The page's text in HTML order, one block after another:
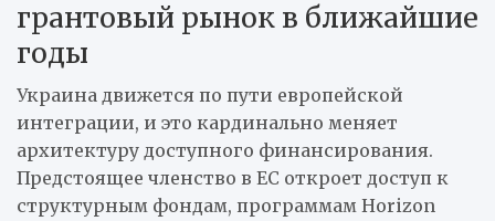
грантовый рынок в ближайшие
годы
Украина движется по пути европейской
интеграции, и это кардинально меняет
архитектуру доступного финансирования.
Предстоящее членство в ЕС откроет доступ к
структурным фондам, программам Horizon